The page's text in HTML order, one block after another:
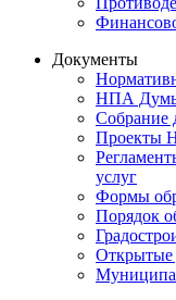
Документы
НПА
Собрание
Проекты
услуг
Формы
Порядок
Открытые